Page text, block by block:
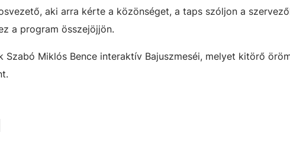
aki arra kérte a közönséget, a taps szóljon a
a program összejöjjön.
Miklós Bence interaktív Bajuszmeséi, melyet kitörő